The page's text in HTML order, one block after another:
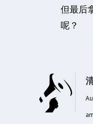
但最后
呢？